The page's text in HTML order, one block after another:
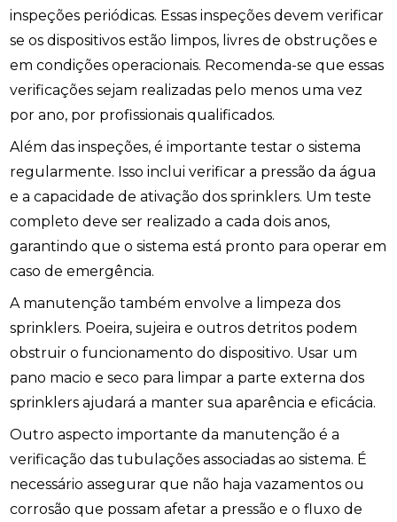
inspeções periódicas. Essas inspeções devem verificar
se os dispositivos estão limpos, livres de obstruções e
em condições operacionais. Recomenda-se que essas
verificações sejam realizadas pelo menos uma vez
por ano, por profissionais qualificados.
Além das inspeções, é importante testar o sistema
regularmente. Isso inclui verificar a pressão da água
e a capacidade de ativação dos sprinklers. Um teste
completo deve ser realizado a cada dois anos,
garantindo que o sistema está pronto para operar em
caso de emergência.
A manutenção também envolve a limpeza dos
sprinklers. Poeira, sujeira e outros detritos podem
obstruir o funcionamento do dispositivo. Usar um
pano macio e seco para limpar a parte externa dos
sprinklers ajudará a manter sua aparência e eficácia.
Outro aspecto importante da manutenção é a
verificação das tubulações associadas ao sistema. É
necessário assegurar que não haja vazamentos ou
corrosão que possam afetar a pressão e o fluxo de